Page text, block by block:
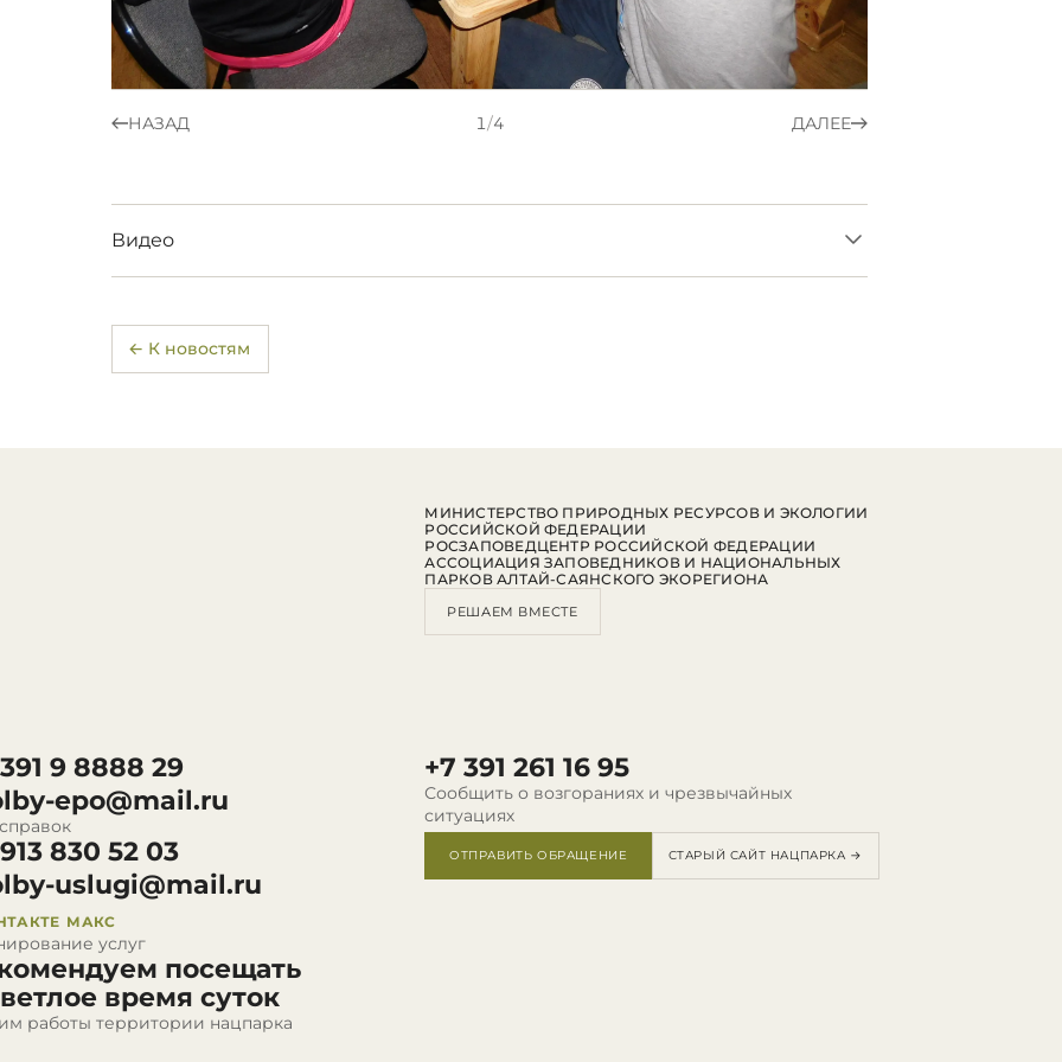
НАЗАД 1/4 ДАЛЕЕ
Видео
← К новостям
9 8888 29
epo@mail.ru
830 52 03
uslugi@mail.ru
МАКС
услуг
посещать
время суток
работы территории нацпарка
+7 391 261 16 95
Сообщить о возгораниях и чрезвычайных
ситуациях
ОТПРАВИТЬ ОБРАЩЕНИЕ СТАРЫЙ САЙТ НАЦПАРКА →
МИНИСТЕРСТВО ПРИРОДНЫХ РЕСУРСОВ И ЭКОЛОГИИ
РОССИЙСКОЙ ФЕДЕРАЦИИ
РОСЗАПОВЕДЦЕНТР РОССИЙСКОЙ ФЕДЕРАЦИИ
АССОЦИАЦИЯ ЗАПОВЕДНИКОВ И НАЦИОНАЛЬНЫХ
ПАРКОВ АЛТАЙ-САЯНСКОГО ЭКОРЕГИОНА
РЕШАЕМ ВМЕСТЕ